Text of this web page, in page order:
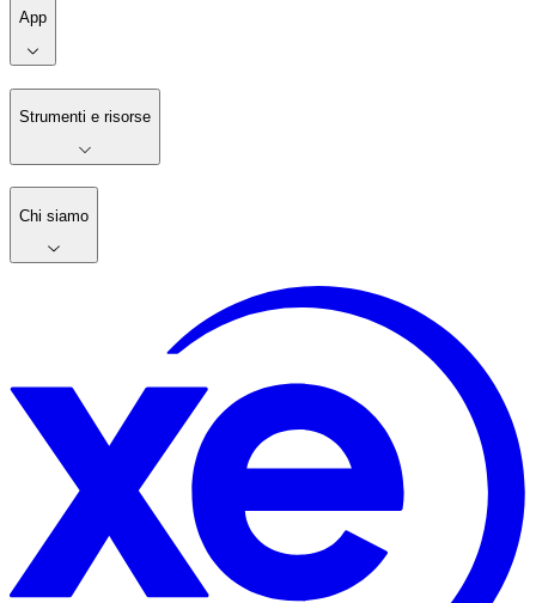
App
Strumenti e risorse
Chi siamo